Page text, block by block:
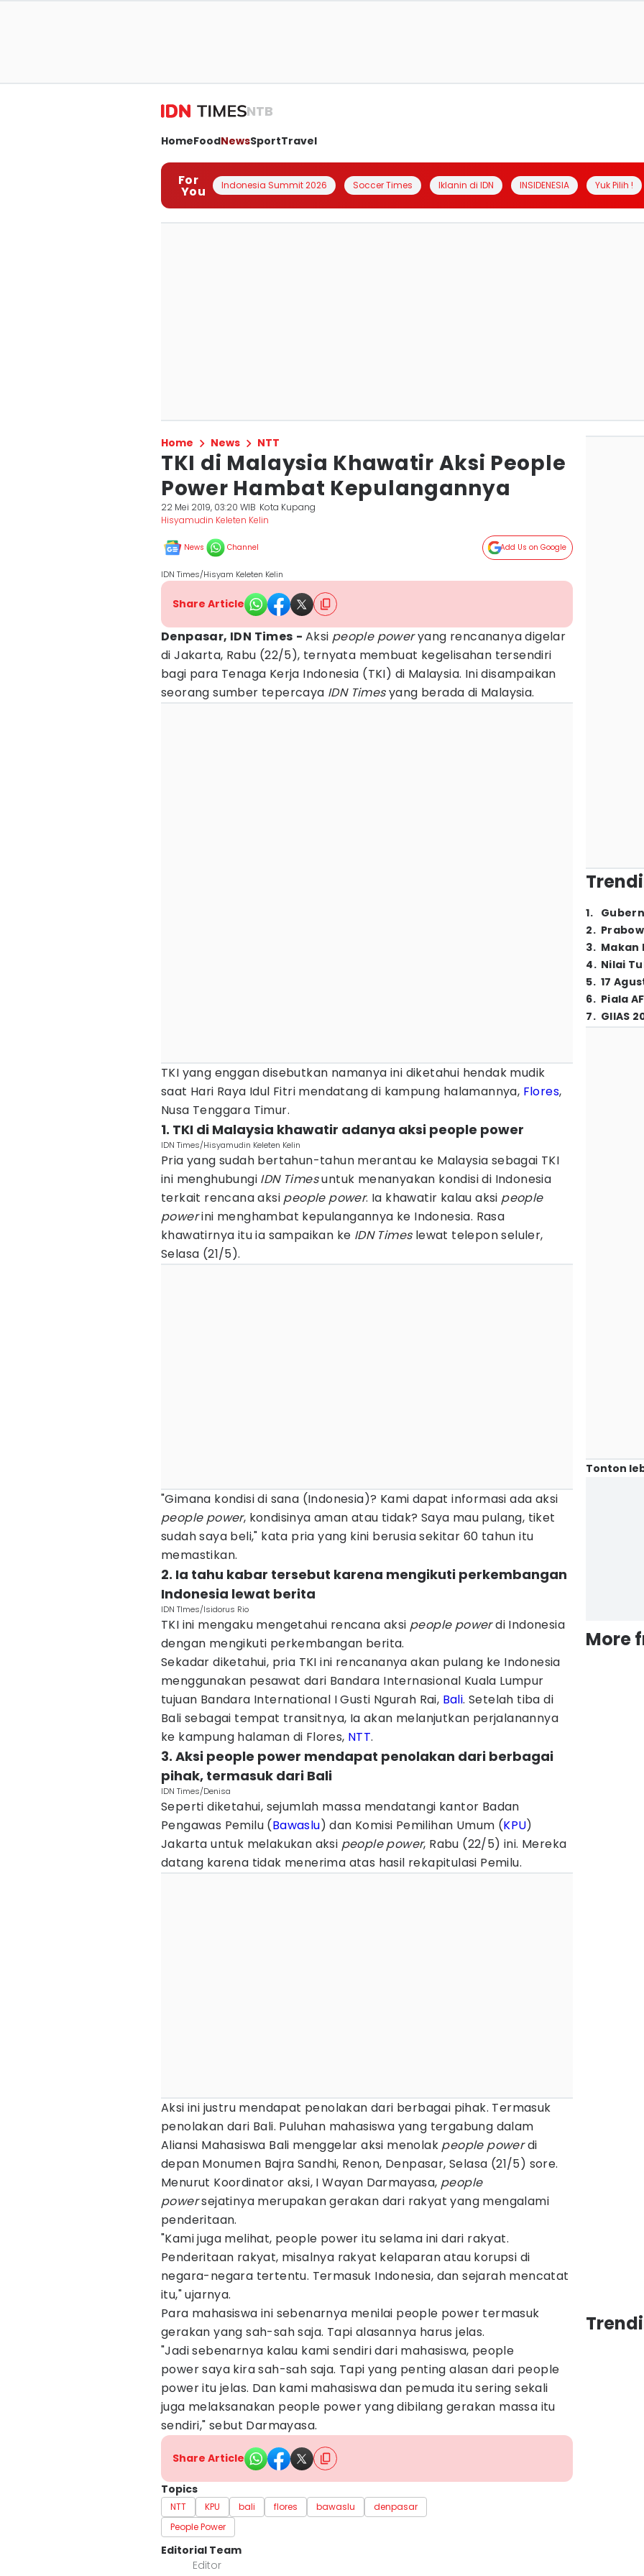
NTB
HomeFoodNewsSportTravel
For
You Indonesia Summit 2026 Soccer Times Iklanin di IDN INSIDENESIA Yuk Pilih !
Home News NTT
TKI di Malaysia Khawatir Aksi People
Power Hambat Kepulangannya
22 Mei 2019, 03:20 WIB Kota Kupang
Hisyamudin Keleten Kelin
News Channel Add Us on Google
IDN Times/Hisyam Keleten Kelin
Share Article
Denpasar, IDN Times - Aksi people poweryang rencananya digelar
di Jakarta, Rabu (22/5), ternyata membuat kegelisahan tersendiri
bagi para Tenaga Kerja Indonesia (TKI) di Malaysia. Ini disampaikan
seorang sumber tepercaya IDN Timesyang berada di Malaysia.
TKI yang enggan disebutkan namanya ini diketahui hendak mudik
saat Hari Raya Idul Fitri mendatang di kampung halamannya, Flores,
Nusa Tenggara Timur.
1. TKI di Malaysia khawatir adanya aksi people power
IDN Times/Hisyamudin Keleten Kelin
Pria yang sudah bertahun-tahun merantau ke Malaysia sebagai TKI
ini menghubungi IDN Timesuntuk menanyakan kondisi di Indonesia
terkait rencana aksi people power. Ia khawatir kalau aksi people
powerini menghambat kepulangannya ke Indonesia. Rasa
khawatirnya itu ia sampaikan ke IDN Timeslewat telepon seluler,
Selasa (21/5).
"Gimana kondisi di sana (Indonesia)? Kami dapat informasi ada aksi
people power, kondisinya aman atau tidak? Saya mau pulang, tiket
sudah saya beli," kata pria yang kini berusia sekitar 60 tahun itu
memastikan.
2. Ia tahu kabar tersebut karena mengikuti perkembangan
Indonesia lewat berita
IDN TImes/Isidorus Rio
TKI ini mengaku mengetahui rencana aksi people powerdi Indonesia
dengan mengikuti perkembangan berita.
Sekadar diketahui, pria TKI ini rencananya akan pulang ke Indonesia
menggunakan pesawat dari Bandara Internasional Kuala Lumpur
tujuan Bandara International I Gusti Ngurah Rai, Bali. Setelah tiba di
Bali sebagai tempat transitnya, Ia akan melanjutkan perjalanannya
ke kampung halaman di Flores, NTT.
3. Aksi people power mendapat penolakan dari berbagai
pihak, termasuk dari Bali
IDN Times/Denisa
Seperti diketahui, sejumlah massa mendatangi kantor Badan
Pengawas Pemilu (Bawaslu) dan Komisi Pemilihan Umum (KPU)
Jakarta untuk melakukan aksi people power, Rabu (22/5) ini. Mereka
datang karena tidak menerima atas hasil rekapitulasi Pemilu.
Aksi ini justru mendapat penolakan dari berbagai pihak. Termasuk
penolakan dari Bali. Puluhan mahasiswa yang tergabung dalam
Aliansi Mahasiswa Bali menggelar aksi menolak people powerdi
depan Monumen Bajra Sandhi, Renon, Denpasar, Selasa (21/5) sore.
Menurut Koordinator aksi, I Wayan Darmayasa, people
powersejatinya merupakan gerakan dari rakyat yang mengalami
penderitaan.
"Kami juga melihat, people power itu selama ini dari rakyat.
Penderitaan rakyat, misalnya rakyat kelaparan atau korupsi di
negara-negara tertentu. Termasuk Indonesia, dan sejarah mencatat
itu," ujarnya.
Para mahasiswa ini sebenarnya menilai people power termasuk
gerakan yang sah-sah saja. Tapi alasannya harus jelas.
"Jadi sebenarnya kalau kami sendiri dari mahasiswa, people
power saya kira sah-sah saja. Tapi yang penting alasan dari people
power itu jelas. Dan kami mahasiswa dan pemuda itu sering sekali
juga melaksanakan people power yang dibilang gerakan massa itu
sendiri," sebut Darmayasa.
Share Article
Topics
NTT KPU bali flores bawaslu
denpasar
People Power
Editorial Team
Editor
1.
2.
3. Makan
4. Nilai
5. 17
6. Piala
7. GIIAS
Tonton
More